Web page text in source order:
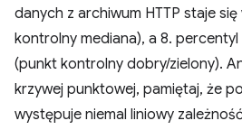
danych z archiwum HTTP staje
kontrolny mediana), a 8. percentyl
(punkt kontrolny dobry/zielony).
krzywej punktowej, pamiętaj, że
występuje niemal liniowy